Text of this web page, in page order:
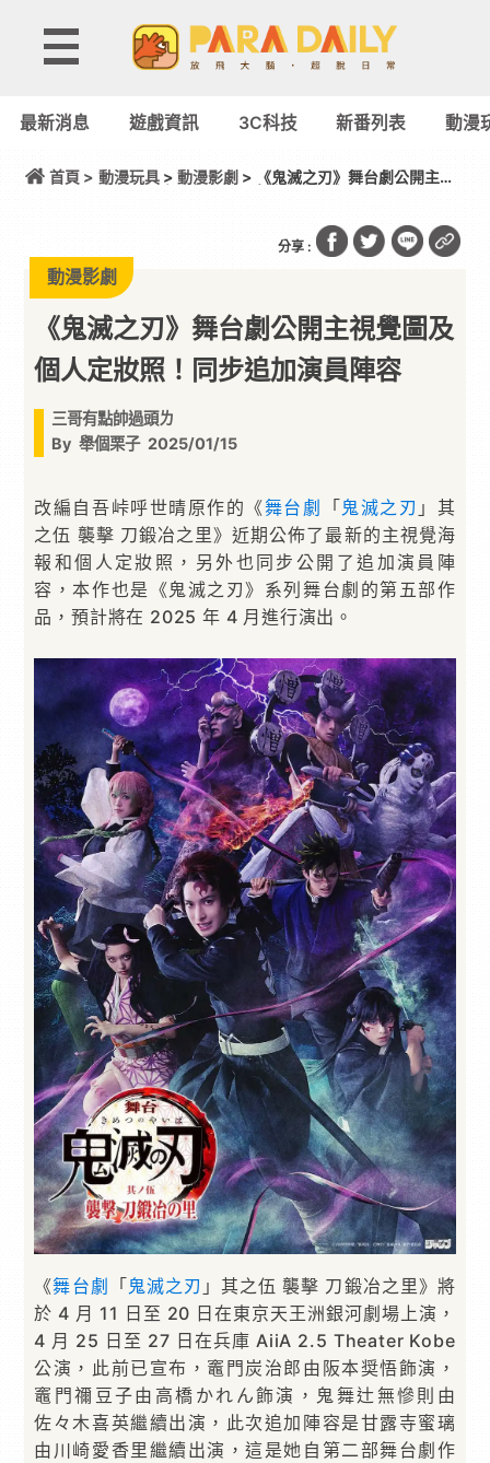
最新消息 遊戲資訊 3C科技 新番列表 動漫
首頁 > 動漫玩具> 動漫影劇 > 《鬼滅之刃》舞台劇公開主視
分享 :
動漫影劇
《鬼滅之刃》舞台劇公開主視覺圖及
個人定妝照！同步追加演員陣容
三哥有點帥過頭ㄌ
By 舉個栗子 2025/01/15
改編自吾峠呼世晴原作的《舞台劇 「鬼滅之刃 」其
之伍 襲擊 刀鍛冶之里》近期公佈了最新的主視覺海
報和個人定妝照，另外也同步公開了追加演員陣
容，本作也是《鬼滅之刃》系列舞台劇的第五部作
品，預計將在 2025 年 4 月進行演出。
《舞台劇 「 鬼滅之刃 」其之伍 襲擊 刀鍛冶之里》將
於 4 月 11 日至 20 日在東京天王洲銀河劇場上演，
4 月 25 日至 27 日在兵庫 AiiA 2.5 Theater Kobe
公演，此前已宣布，竈門炭治郎由阪本奨悟飾演，
竈門禰豆子由高橋かれん飾演，鬼舞辻無慘則由
佐々木喜英繼續出演，此次追加陣容是甘露寺蜜璃
由川崎愛香里繼續出演，這是她自第二部舞台劇作